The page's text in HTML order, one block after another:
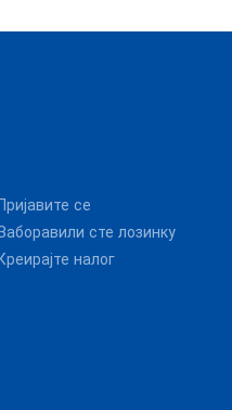
Пријавите се
сте лозинку
Креирајте налог